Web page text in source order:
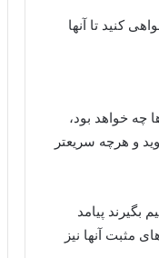
کنید تا آنها
چه خواهد بود،
و هرچه سریعتر
بگیرند پیامد
مثبت آنها نیز